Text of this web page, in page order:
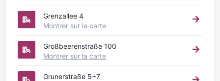
Grenzallee 4
Montrer sur la carte
Großbeerenstraße 100
Montrer sur la carte
Grunerstraße 5+7